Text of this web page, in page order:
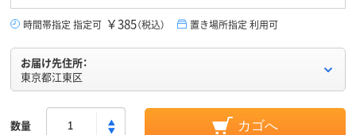
時間帯指定 指定可 ￥385（税込） 置き場所指定 利用可
お届け先住所：
東京都江東区
数量 カゴへ